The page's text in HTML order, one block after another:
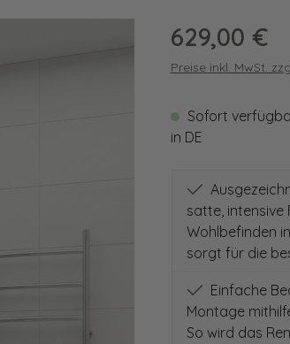
Regulärer Preis:
629,00 €
Preise inkl. MwSt.
Sofort
in DE
satte, intensive
Wohlbefinden
sorgt für die
Einfache
Montage
So wird das